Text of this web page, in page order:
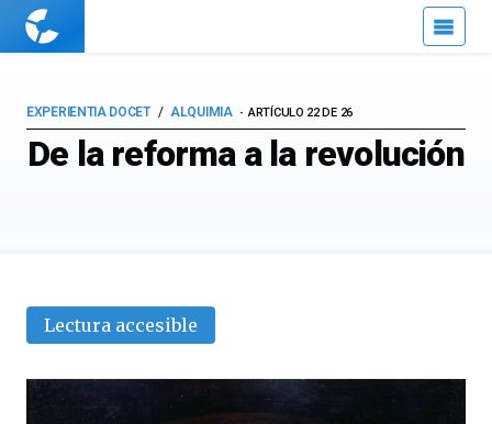
Cuaderno
De la reforma a la revolución
EXPERIENTIA DOCET ALQUIMIA ARTÍCULO 22 DE 26
Lectura accesible